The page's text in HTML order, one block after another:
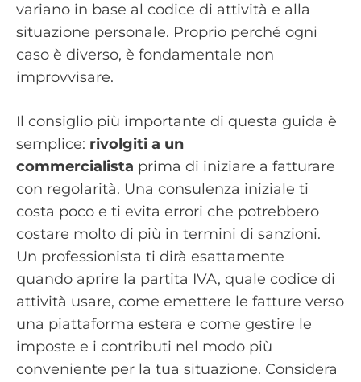
variano in base al codice di attività e alla
situazione personale. Proprio perché ogni
caso è diverso, è fondamentale non
improvvisare.
Il consiglio più importante di questa guida è
semplice: rivolgiti a un
commercialista prima di iniziare a fatturare
con regolarità. Una consulenza iniziale ti
costa poco e ti evita errori che potrebbero
costare molto di più in termini di sanzioni.
Un professionista ti dirà esattamente
quando aprire la partita IVA, quale codice di
attività usare, come emettere le fatture verso
una piattaforma estera e come gestire le
imposte e i contributi nel modo più
conveniente per la tua situazione. Considera